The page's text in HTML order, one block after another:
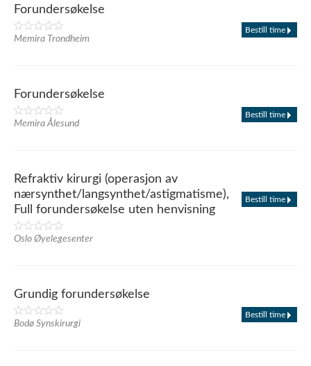
Forundersøkelse
Memira Trondheim
Bestill time
Forundersøkelse
Memira Ålesund
Bestill time
Refraktiv kirurgi (operasjon av
nærsynthet/langsynthet/astigmatisme),
Full forundersøkelse uten henvisning
Oslo Øyelegesenter
Bestill time
Grundig forundersøkelse
Bodø Synskirurgi
Bestill time